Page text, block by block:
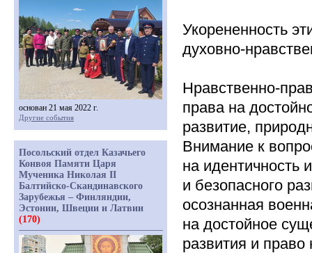
Укорененность
духовно-
Нравственно-
права на
развитие,
Внимание к
на идентичность
и безопасного
осознанная
на достойное
развития и
основан 21 мая 2022 г.
Другие события
Посольский отдел Казачьего
Конвоя Памяти Царя
Мученика Николая II
Балтийско-Скандинавского
Зарубежья – Финляндии,
Эстонии, Швеции и Латвии
(170)